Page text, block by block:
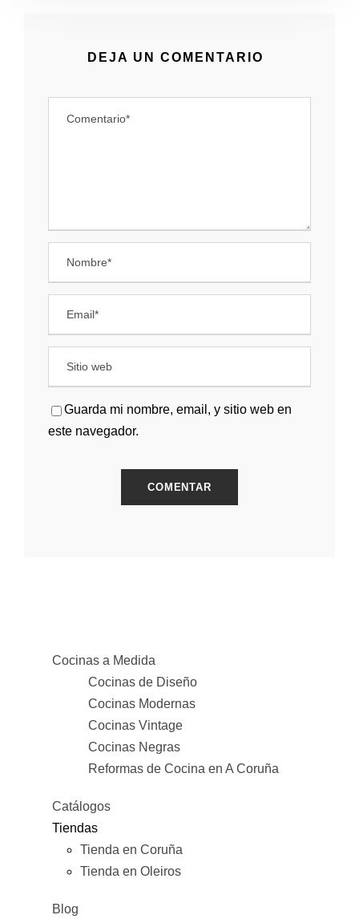
DEJA UN COMENTARIO
Guarda mi nombre, email, y sitio web en
este navegador.
Cocinas a Medida
Cocinas de Diseño
Cocinas Modernas
Cocinas Vintage
Cocinas Negras
Reformas de Cocina en A Coruña
Catálogos
Tiendas
Tienda en Coruña
Tienda en Oleiros
Blog